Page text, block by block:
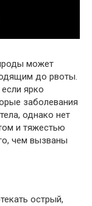
может
до рвоты.
ярко
заболевания
однако нет
и тяжестью
чем вызваны
острый,